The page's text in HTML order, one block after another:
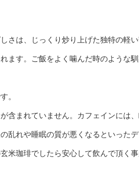
さは、じっくり炒り上げた独特の軽
ます。ご飯をよく噛んだ時のような
。
含まれていません。カフェインには
れや睡眠の質が悪くなるといったデ
珈琲でしたら安心して飲んで頂く事